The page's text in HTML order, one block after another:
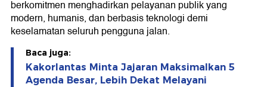
berkomitmen menghadirkan pelayanan publik yang
modern, humanis, dan berbasis teknologi demi
keselamatan seluruh pengguna jalan.
Baca juga:
Kakorlantas Minta Jajaran Maksimalkan 5
Agenda Besar, Lebih Dekat Melayani